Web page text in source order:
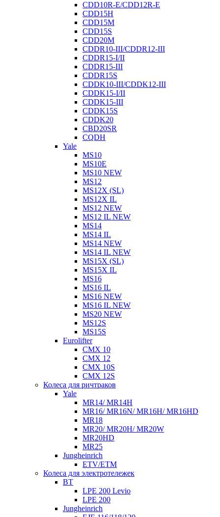
CDD10R-E/CDD12R-E
CDD15H
CDD15M
CDD15S
CDD20M
CDDR10-III/CDDR12-III
CDDR15-I/II
CDDR15-III
CDDR15S
CDDK10-III/CDDK12-III
CDDK15-I/II
CDDK15-III
CDDK15S
CDDK20
CBD20SR
CQDH
Yale
MS10
MS10E
MS10 NEW
MS12
MS12X (SL)
MS12X IL
MS12 NEW
MS12 IL NEW
MS14
MS14 IL
MS14 NEW
MS14 IL NEW
MS15X (SL)
MS15X IL
MS16
MS16 IL
MS16 NEW
MS16 IL NEW
MS20 NEW
MS12S
MS15S
Eurolifter
CMX 10
CMX 12
CMX 10S
CMX 12S
Колеса для ричтраков
Yale
MR14/ MR14H
MR16/ MR16N/ MR16H/ MR16HD
MR18
MR20/ MR20H/ MR20W
MR20HD
MR25
Jungheinrich
ETV/ETM
Колеса для электротележек
BT
LPE 200 Levio
LPE 200
Jungheinrich